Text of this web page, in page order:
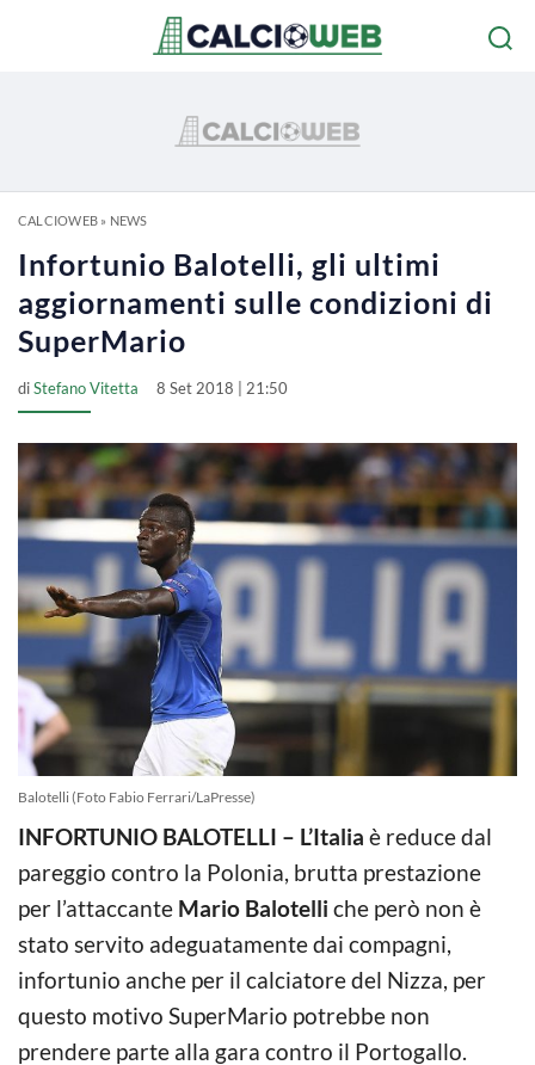
CALCIOWEB» NEWS
Infortunio Balotelli, gli ultimi
aggiornamenti sulle condizioni di
SuperMario
diStefano Vitetta 8 Set 2018 | 21:50
Balotelli (Foto Fabio Ferrari/LaPresse)
INFORTUNIO BALOTELLI – L’Italia è reduce dal
pareggio contro la Polonia, brutta prestazione
per l’attaccante Mario Balotelli che però non è
stato servito adeguatamente dai compagni,
infortunio anche per il calciatore del Nizza, per
questo motivo SuperMario potrebbe non
prendere parte alla gara contro il Portogallo.